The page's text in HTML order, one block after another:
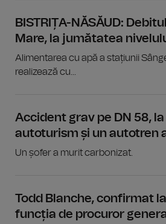
BISTRIȚA-NĂSĂUD:
Mare, la jumătatea
Alimentarea cu apă a stațiunii
realizează cu...
Accident grav pe DN 58, la
autoturism și un autotren
Un șofer a murit carbonizat.
Todd Blanche, confirmat
funcția de procuror